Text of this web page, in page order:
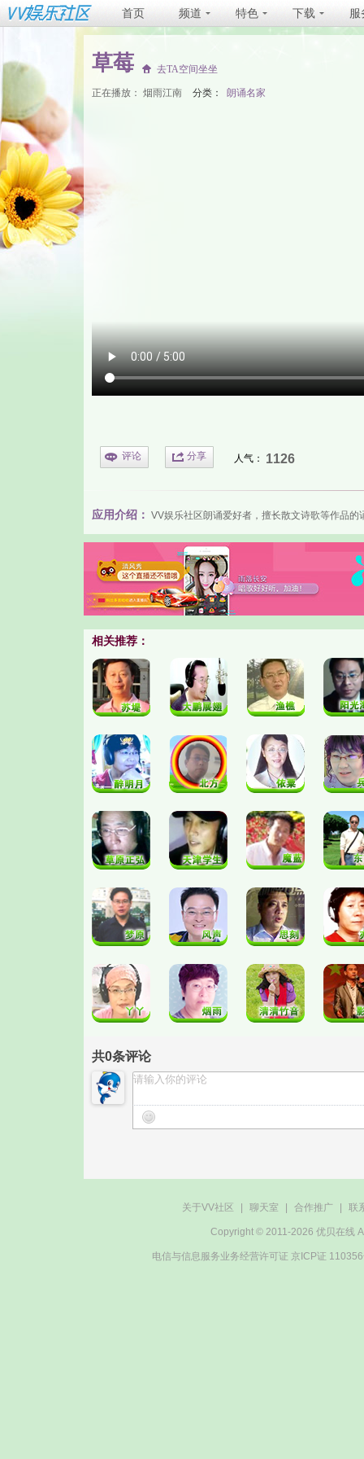
首页 频道 特色 下载 服
草莓 去TA空间坐坐
正在播放： 烟雨江南 分类： 朗诵名家
评论 分享 人气： 1126
应用介绍： VV娱乐社区朗诵爱好者，擅长散文诗歌等作品
相关推荐：
共0条评论
关于VV社区 聊天室 合作推广 联
Copyright © 2011-2026 优贝在线
电信与信息服务业务经营许可证 京ICP证